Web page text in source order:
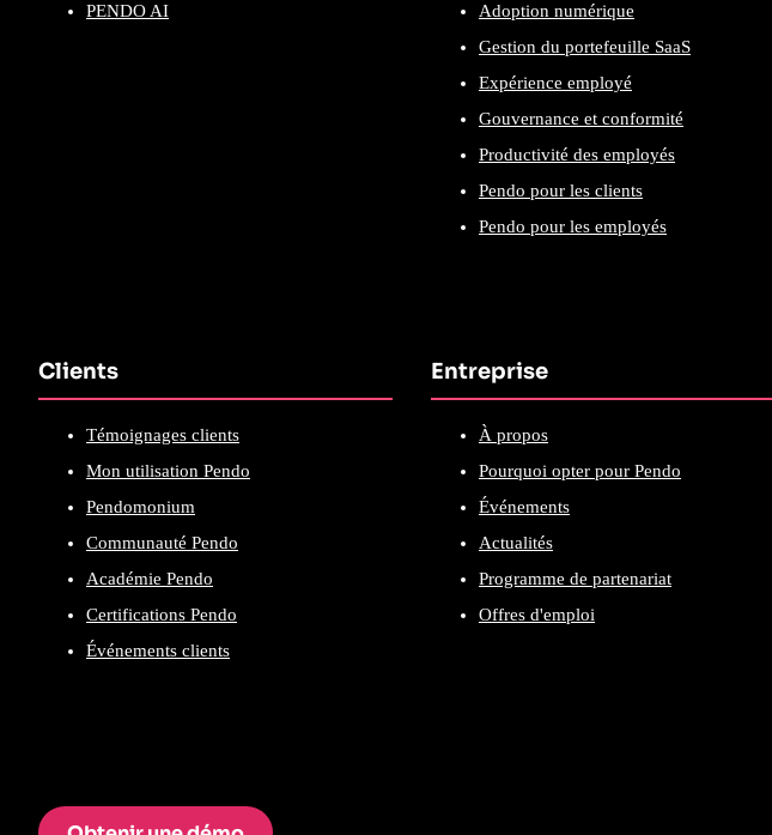
PENDO AI
Adoption numérique
Gestion du portefeuille SaaS
Expérience employé
Gouvernance et conformité
Productivité des employés
Pendo pour les clients
Pendo pour les employés
Clients
Témoignages clients
Mon utilisation Pendo
Pendomonium
Communauté Pendo
Académie Pendo
Certifications Pendo
Événements clients
Entreprise
À propos
Pourquoi opter pour Pendo
Événements
Actualités
Programme de partenariat
Offres d'emploi